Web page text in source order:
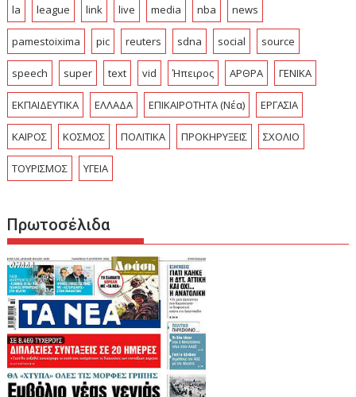
la league link live media nba news
pamestoixima pic reuters sdna social source
speech super text vid Ήπειρος ΑΡΘΡΑ ΓΕΝΙΚΑ
ΕΚΠΑΙΔΕΥΤΙΚΑ ΕΛΛΑΔΑ ΕΠΙΚΑΙΡΟΤΗΤΑ (Νέα) ΕΡΓΑΣΙΑ
ΚΑΙΡΟΣ ΚΟΣΜΟΣ ΠΟΛΙΤΙΚΑ ΠΡΟΚΗΡΥΞΕΙΣ ΣΧΟΛΙΟ
ΤΟΥΡΙΣΜΟΣ ΥΓΕΙΑ
Πρωτοσέλιδα